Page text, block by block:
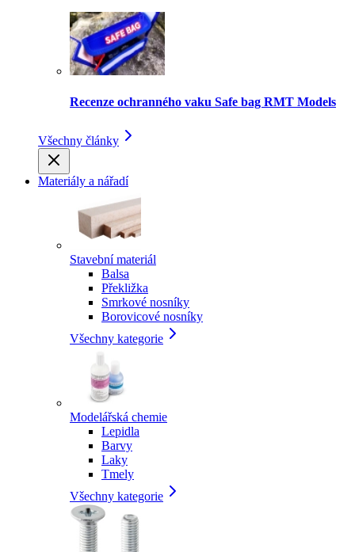
Recenze ochranného vaku Safe bag RMT Models
Všechny články
Materiály a nářadí
Stavební materiál
Balsa
Překližka
Smrkové nosníky
Borovicové nosníky
Všechny kategorie
Modelářská chemie
Lepidla
Barvy
Laky
Tmely
Všechny kategorie